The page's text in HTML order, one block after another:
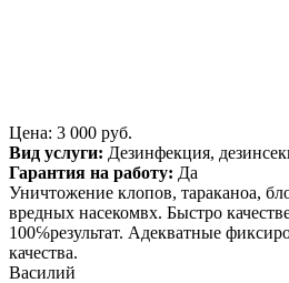
Цена: 3 000 руб.
Вид услуги: Дезинфекция,
Гарантия на работу: Да
Уничтожение клопов, тараканоа,
вредных насекомвх. Быстро
100℅результат. Адекватные
качества.
Василий